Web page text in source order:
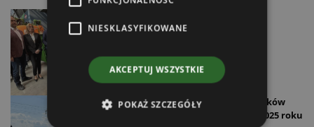
09.04.2026
Duży wzrost rejestracji ciągników
rolniczych - podsumowanie 2025 roku
NIESKLASYFIKOWANE
AKCEPTUJ WSZYSTKIE
POKAŻ SZCZEGÓŁY